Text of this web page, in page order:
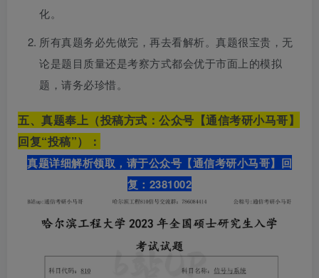
化。
所有真题务必先做完，再去看解析。真题很宝贵，无
论是题目质量还是考察方式都会优于市面上的模拟
题，请务必珍惜。
五、真题奉上（投稿方式：公众号【通信考研小马哥】
回复“投稿”）：
真题详细解析领取，请于公众号【通信考研小马哥】 回
复：2381002